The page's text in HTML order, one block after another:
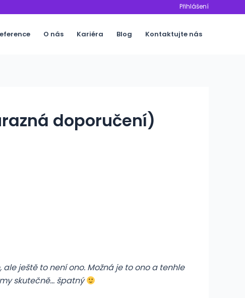
Přihlášení
O nás Kariéra Blog Kontaktujte nás
doporučení)
ještě to není ono. Možná je to ono a tenhle
skutečně… špatný